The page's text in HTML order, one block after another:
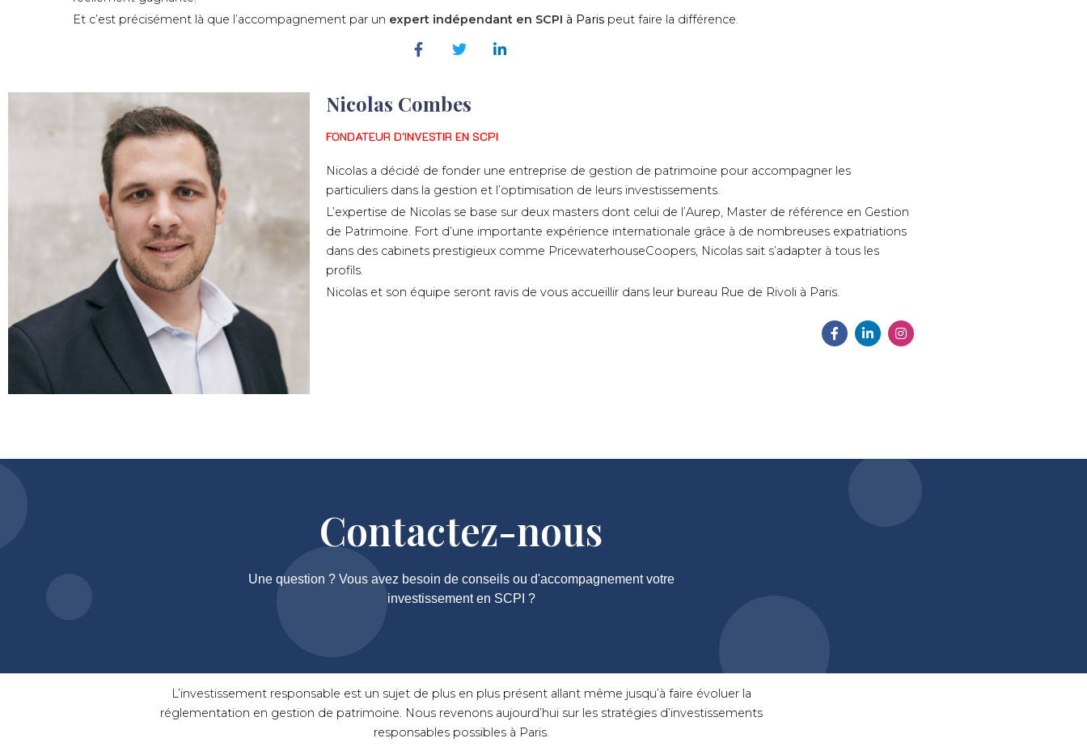
Et c’est précisément là que l’accompagnement par un expert indépendant en SCPI à Paris peut faire la différence.
Nicolas Combes
FONDATEUR D'INVESTIR EN SCPI
Nicolas a décidé de fonder une entreprise de gestion de patrimoine pour accompagner les
particuliers dans la gestion et l’optimisation de leurs investissements.
L’expertise de Nicolas se base sur deux masters dont celui de l’Aurep, Master de référence en Gestion
de Patrimoine. Fort d’une importante expérience internationale grâce à de nombreuses expatriations
dans des cabinets prestigieux comme PricewaterhouseCoopers, Nicolas sait s’adapter à tous les
profils.
Nicolas et son équipe seront ravis de vous accueillir dans leur bureau Rue de Rivoli à Paris.
Contactez-nous
Une question ? Vous avez besoin de conseils ou d'accompagnement votre
investissement en SCPI ?
L’investissement responsable est un sujet de plus en plus présent allant même jusqu’à faire évoluer la
réglementation en gestion de patrimoine. Nous revenons aujourd’hui sur les stratégies d’investissements
responsables possibles à Paris.